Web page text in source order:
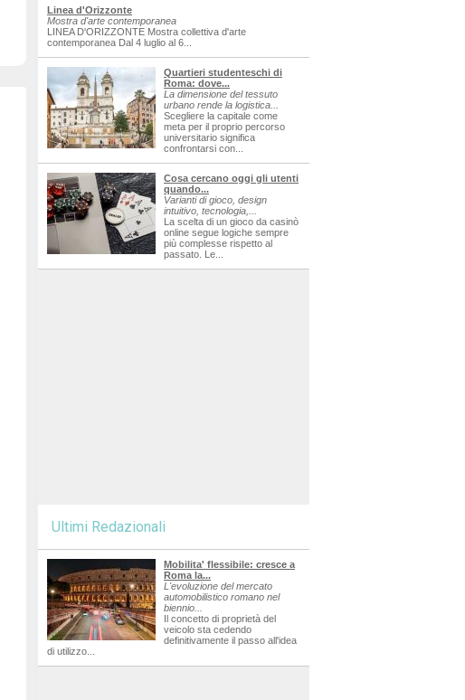
Linea d'Orizzonte
Mostra d'arte contemporanea
LINEA D'ORIZZONTE Mostra collettiva d'arte
contemporanea Dal 4 luglio al 6...
Quartieri studenteschi di
Roma: dove...
La dimensione del tessuto
urbano rende la logistica...
Scegliere la capitale come
meta per il proprio percorso
universitario significa
confrontarsi con...
Cosa cercano oggi gli utenti
quando...
Varianti di gioco, design
intuitivo, tecnologia,...
La scelta di un gioco da casinò
online segue logiche sempre
più complesse rispetto al
passato. Le...
Ultimi Redazionali
Mobilita' flessibile: cresce a
Roma la...
L'evoluzione del mercato
automobilistico romano nel
biennio...
Il concetto di proprietà del
veicolo sta cedendo
definitivamente il passo all'idea
di utilizzo...